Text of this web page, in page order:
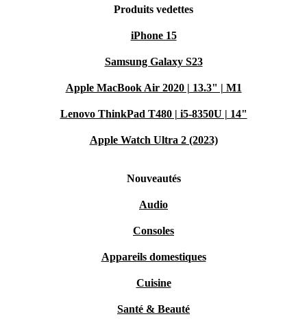
Produits vedettes
iPhone 15
Samsung Galaxy S23
Apple MacBook Air 2020 | 13.3" | M1
Lenovo ThinkPad T480 | i5-8350U | 14"
Apple Watch Ultra 2 (2023)
Nouveautés
Audio
Consoles
Appareils domestiques
Cuisine
Santé & Beauté